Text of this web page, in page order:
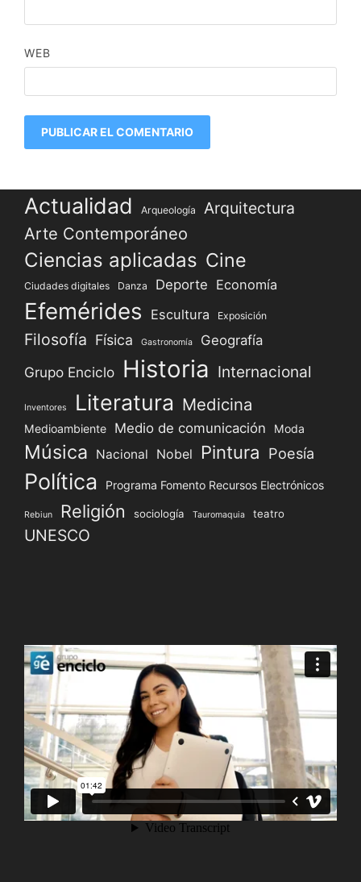
WEB
Actualidad Arqueología Arquitectura
Arte Contemporáneo
Ciencias aplicadas Cine
Ciudades digitales Danza Deporte Economía
Efemérides Escultura Exposición
Filosofía Física Gastronomía Geografía
Grupo Enciclo Historia Internacional
Inventores Literatura Medicina
Medioambiente Medio de comunicación Moda
Música Nacional Nobel Pintura Poesía
Política Programa Fomento Recursos Electrónicos
Rebiun Religión sociología Tauromaquia teatro
UNESCO